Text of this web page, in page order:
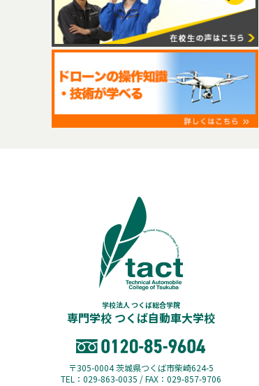
学校法人 つくば総合学院
専門学校 つくば自動車大学校
〒305-0004 茨城県つくば市柴崎624-5
TEL：029-863-0035 / FAX：029-857-9706